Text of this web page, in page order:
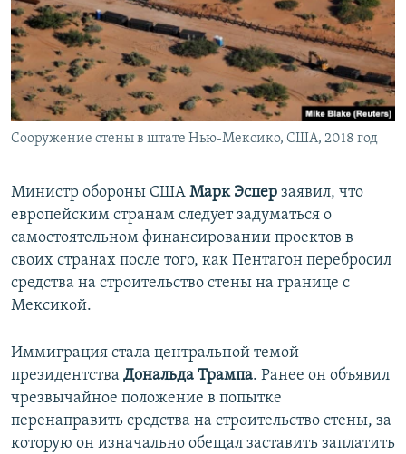
ПОБЕДИТЕЛЕЙ НЕ СУДЯТ?
КРЫМ.НЕПОКОРЕННЫЙ
ELIFBE
УКРАИНСКАЯ ПРОБЛЕМА КРЫМА
ПРИСОЕДИНЯЙТЕСЬ!
Все сайты RFE/RL
Сооружение стены в штате Нью-Мексико, США, 2018 год
Министр обороны США Марк Эспер заявил, что
европейским странам следует задуматься о
самостоятельном финансировании проектов в
своих странах после того, как Пентагон перебросил
средства на строительство стены на границе с
Мексикой.
Иммиграция стала центральной темой
президентства Дональда Трампа. Ранее он объявил
чрезвычайное положение в попытке
перенаправить средства на строительство стены, за
которую он изначально обещал заставить заплатить